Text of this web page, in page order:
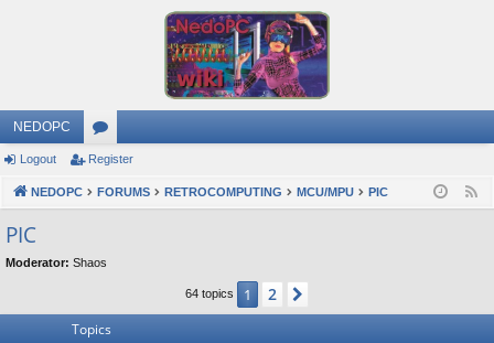
NEDOPC
or
u
s
Logout Register
NEDOPC FORUMS RETROCOMPUTING MCU/MPU PIC
PIC
Moderator: Shaos
64 topics 1 2
Topics